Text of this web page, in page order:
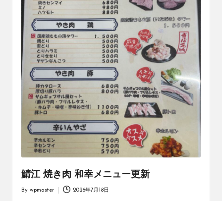
鯖江 焼き肉 和幸メニュー更新
By wpmaster 2026年7月18日